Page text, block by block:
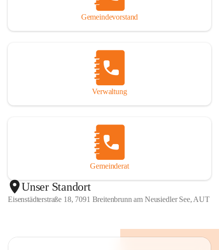
Gemeindevorstand
Verwaltung
Gemeinderat
Unser Standort
Eisenstädterstraße 18, 7091 Breitenbrunn am Neusiedler See, AUT